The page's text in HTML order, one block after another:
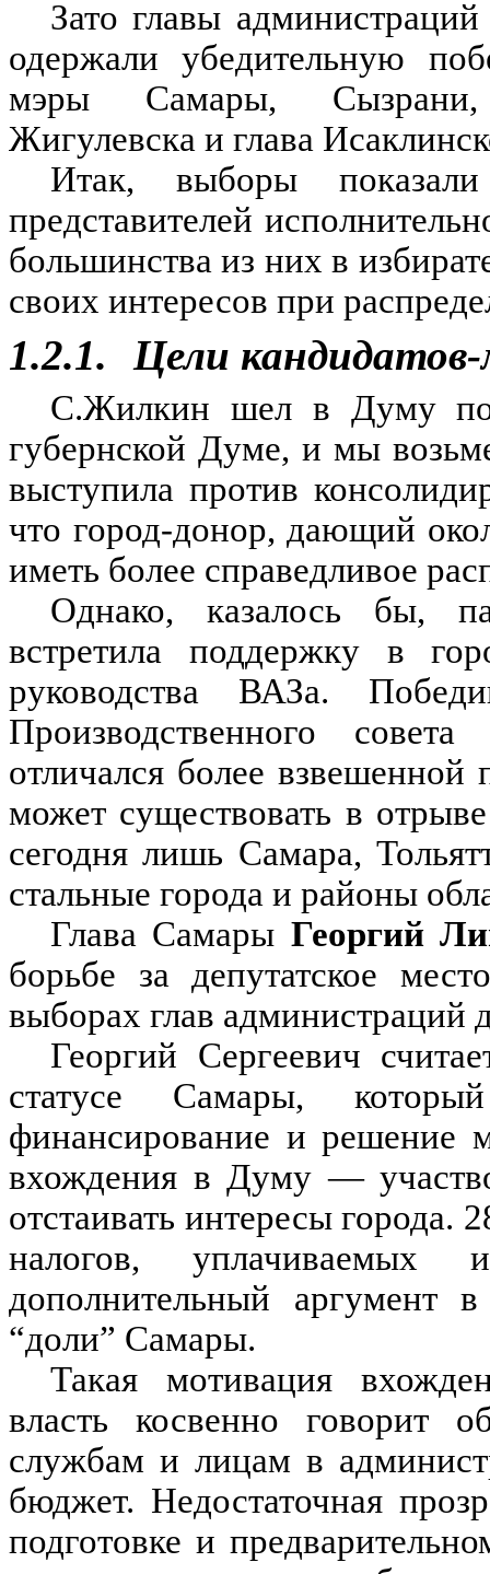
Зато главы
одержали убедительную
мэры Самары, Сызрани,
Жигулевска и глава
Итак, выборы
представителей
большинства из них в
своих интересов при
1.2.1. Цели кандидатов-
С.Жилкин шел в Думу
губернской Думе, и мы
выступила против
что город-донор, дающий
иметь более справедливое
Однако, казалось бы,
встретила поддержку в
руководства ВАЗа.
Производственного
отличался более взвешенной
может существовать в
сегодня лишь Самара,
стальные города и районы
Глава Самары Георгий
борьбе за депутатское
выборах глав администраций
Георгий Сергеевич
статусе Самары,
финансирование и решение
вхождения в Думу —
отстаивать интересы города.
налогов,
дополнительный аргумент
“доли” Самары.
Такая мотивация
власть косвенно говорит
службам и лицам в
бюджет. Недостаточная
подготовке и